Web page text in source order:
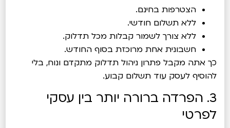
הצטרפות בחינם.
ללא תשלום חודשי.
ללא צורך לשמור קבלות מכל תדלוק.
חשבונית אחת מרוכזת בסוף החודש.
כך אתה מקבל פתרון ניהול תדלוק מתקדם ונוח, בלי
להוסיף לעסק עוד תשלום קבוע.
3. הפרדה ברורה יותר בין עסקי
לפרטי